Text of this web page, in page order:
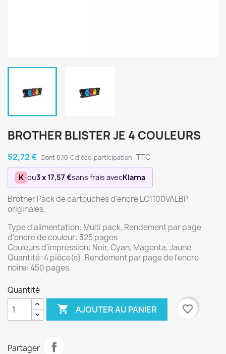
BROTHER BLISTER JE 4 COULEURS
52,72 € Dont 0,10 € d'éco-participation TTC
K ou3 x 17,57 €sans frais avecKlarna
Brother Pack de cartouches d'encre LC1100VALBP
originales.
Type d'alimentation: Multi pack, Rendement par page
d'encre de couleur: 325 pages
Couleurs d'impression: Noir, Cyan, Magenta, Jaune
Quantité: 4 pièce(s), Rendement par page de l'encre
noire: 450 pages.
Quantité
 AJOUTER AU PANIER favorite_border
Partager